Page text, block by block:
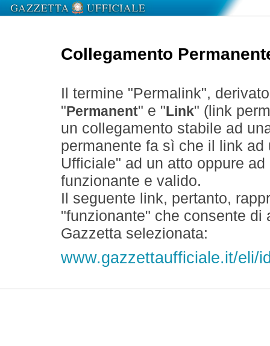
Collegamento
Il termine "Permalink",
" Permanent" e " Link" (link
un collegamento stabile ad
permanente fa sì che il link
Ufficiale" ad un atto oppure
funzionante e valido.
Il seguente link, pertanto,
"funzionante" che consente
Gazzetta selezionata:
www.gazzettaufficiale.it/eli/